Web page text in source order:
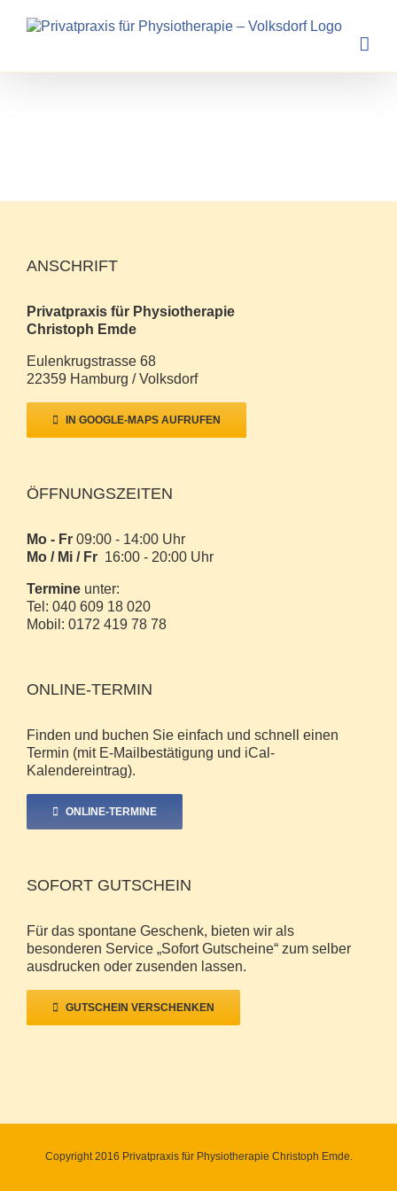
Inhalt
ANSCHRIFT
Privatpraxis für Physiotherapie
Christoph Emde
Eulenkrugstrasse 68
22359 Hamburg / Volksdorf
IN GOOGLE-MAPS AUFRUFEN
ÖFFNUNGSZEITEN
Mo - Fr 09:00 - 14:00 Uhr
Mo / Mi / Fr 16:00 - 20:00 Uhr
Termine unter:
Tel: 040 609 18 020
Mobil: 0172 419 78 78
ONLINE-TERMIN
Finden und buchen Sie einfach und schnell einen
Termin (mit E-Mailbestätigung und iCal-
Kalendereintrag).
ONLINE-TERMINE
SOFORT GUTSCHEIN
Für das spontane Geschenk, bieten wir als
besonderen Service „Sofort Gutscheine“ zum selber
ausdrucken oder zusenden lassen.
GUTSCHEIN VERSCHENKEN
Copyright 2016 Privatpraxis für Physiotherapie Christoph Emde.